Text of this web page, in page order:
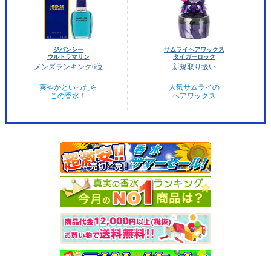
ジバンシー
ウルトラマリン
メンズランキング6位
爽やかといったら
この香水！
サムライヘアワックス
タイガーロック
新規取り扱い
人気サムライの
ヘアワックス